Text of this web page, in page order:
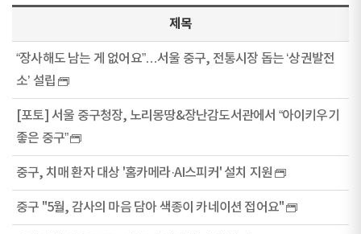
제목
“장사해도 남는 게 없어요”…서울 중구, 전통시장 돕는 ‘상권발전
소’ 설립
[포토] 서울 중구청장, 노리몽땅&장난감도서관에서 “아이키우기
좋은 중구”
중구, 치매 환자 대상 '홈카메라·AI스피커' 설치 지원
중구 "5월, 감사의 마음 담아 색종이 카네이션 접어요"